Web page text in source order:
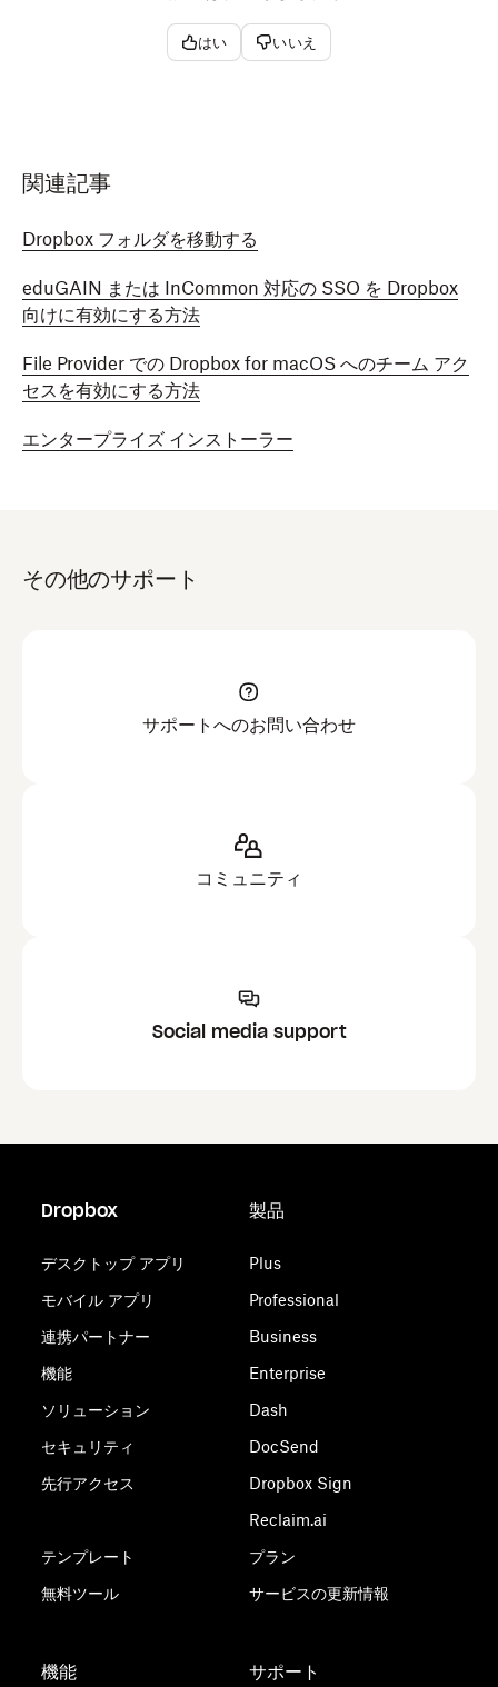
ゴールデン イメージに Dropbox インストーラーをダ
いでください。
す。
左下のアバター（プロフィール写真またはイニシャ
ル）をクリックします。
［Dropbox を終了］をクリックします。
ホーム ディレクトリから「-/.dropbox」の非表示フ
はい いいえ
関連記事
Dropbox フォルダを移動する
eduGAIN または InCommon 対応の SSO を Dropbox
向けに有効にする方法
File Provider での Dropbox for macOS へのチーム アク
セスを有効にする方法
​​エンタープライズ インストーラー
その他のサポート
サポートへのお問い合わせ
コミュニティ
Social media support
Dropbox
デスクトップ アプリ
モバイル アプリ
連携パートナー
機能
ソリューション
セキュリティ
先行アクセス
テンプレート
無料ツール
製品
Plus
Professional
Business
Enterprise
Dash
DocSend
Dropbox Sign
Reclaim.ai
プラン
サービスの更新情報
機能 サポート